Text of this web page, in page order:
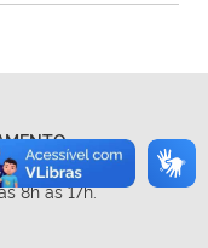
8h às 17h.